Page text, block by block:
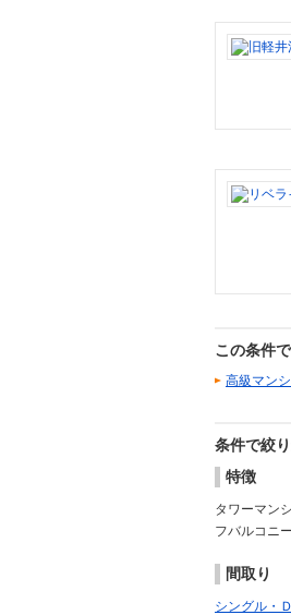
この条件
高級マン
条件で絞
特徴
タワーマン
フバルコニ
間取り
シングル・